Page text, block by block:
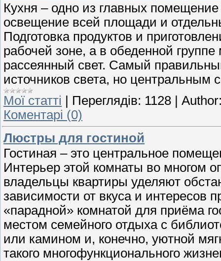
Кухня – одно из главных
освещение всей площади и
Подготовка продуктов и
рабочей зоне, а в обеденной
рассеянный свет. Самый
источников света, но центральным
Мої статті | Переглядів: 1128 |
Коментарі (0)
Люстры для гостиной
Гостиная – это центральное
Интерьер этой комнаты во многом
владельцы квартиры уделяют
зависимости от вкуса и интересов
«парадной» комнатой для приёма
местом семейного отдыха с
или камином и, конечно, уютной
такого многофункционального